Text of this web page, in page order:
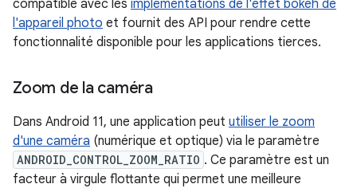
compatible avec les implémentations de l'effet bokeh de
l'appareil photo et fournit des API pour rendre cette
fonctionnalité disponible pour les applications tierces.
Zoom de la caméra
Dans Android 11, une application peut utiliser le zoom
d'une caméra (numérique et optique) via le paramètre
ANDROID_CONTROL_ZOOM_RATIO . Ce paramètre est un
facteur à virgule flottante qui permet une meilleure